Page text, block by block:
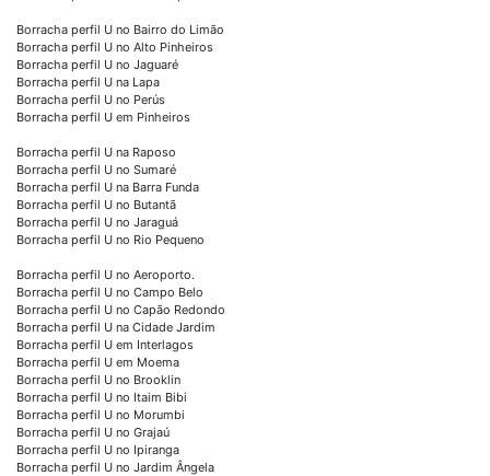
Borracha perfil U no Bairro do Limão
Borracha perfil U no Alto Pinheiros
Borracha perfil U no Jaguaré
Borracha perfil U na Lapa
Borracha perfil U no Perús
Borracha perfil U em Pinheiros
Borracha perfil U na Raposo
Borracha perfil U no Sumaré
Borracha perfil U na Barra Funda
Borracha perfil U no Butantã
Borracha perfil U no Jaraguá
Borracha perfil U no Rio Pequeno
Borracha perfil U no Aeroporto.
Borracha perfil U no Campo Belo
Borracha perfil U no Capão Redondo
Borracha perfil U na Cidade Jardim
Borracha perfil U em Interlagos
Borracha perfil U em Moema
Borracha perfil U no Brooklin
Borracha perfil U no Itaim Bibi
Borracha perfil U no Morumbi
Borracha perfil U no Grajaú
Borracha perfil U no Ipiranga
Borracha perfil U no Jardim Ângela